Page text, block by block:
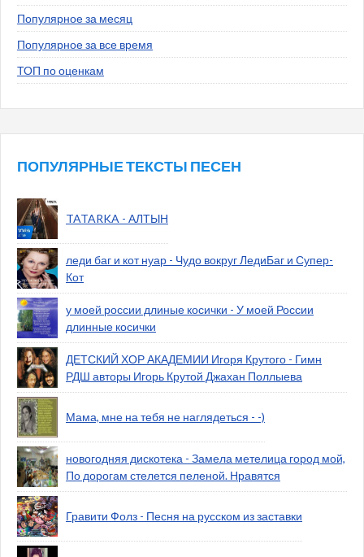
Популярное за месяц
Популярное за все время
ТОП по оценкам
ПОПУЛЯРНЫЕ ТЕКСТЫ ПЕСЕН
TATARKA - АЛТЫН
леди баг и кот нуар - Чудо вокруг ЛедиБаг и Супер-
Кот
у моей россии длиные косички - У моей России
длинные косички
ДЕТСКИЙ ХОР АКАДЕМИИ Игоря Крутого - Гимн
РДШ авторы Игорь Крутой Джахан Поллыева
Мама, мне на тебя не наглядеться - -)
новогодняя дискотека - Замела метелица город мой,
По дорогам стелется пеленой. Нравятся
Гравити Фолз - Песня на русском из заставки